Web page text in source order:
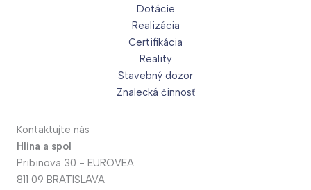
Dotácie
Realizácia
Certifikácia
Reality
Stavebný dozor
Znalecká činnosť
Kontaktujte nás
Hlina a spol
Pribinova 30 - EUROVEA
811 09 BRATISLAVA